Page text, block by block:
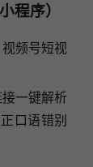
程序）
频号短视
一键解析
口语错别